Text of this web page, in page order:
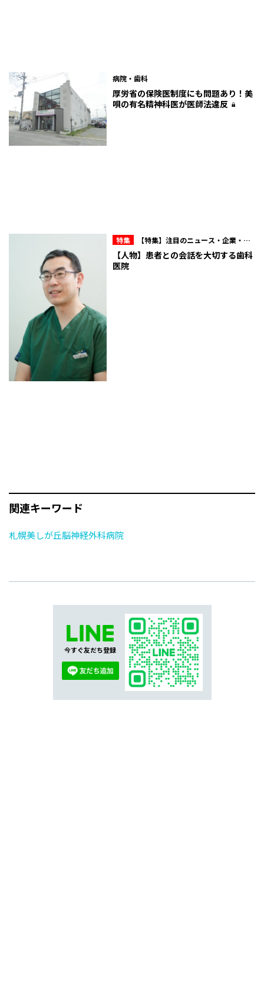
病院・歯科
厚労省の保険医制度にも問題あり！美
唄の有名精神科医が医師法違反
特集
【特集】注目のニュース・企業・人
物【人物】患者との会話を大切する歯科
医院
関連キーワード
札幌美しが丘脳神経外科病院
今すぐ友だち登録